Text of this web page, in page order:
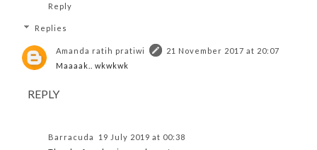
Reply
Replies
Amanda ratih pratiwi
21 November 2017 at 20:07
Maaaak.. wkwkwk
REPLY
Barracuda
19 July 2019 at 00:38